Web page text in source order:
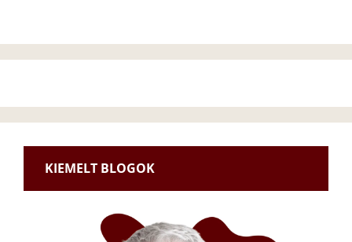
KIEMELT BLOGOK